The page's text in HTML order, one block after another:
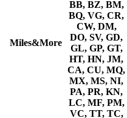
Miles&More
BB, BZ, BM,
BQ, VG, CR,
CW, DM,
DO, SV, GD,
GL, GP, GT,
HT, HN, JM,
CA, CU, MQ,
MX, MS, NI,
PA, PR, KN,
LC, MF, PM,
VC, TT, TC,